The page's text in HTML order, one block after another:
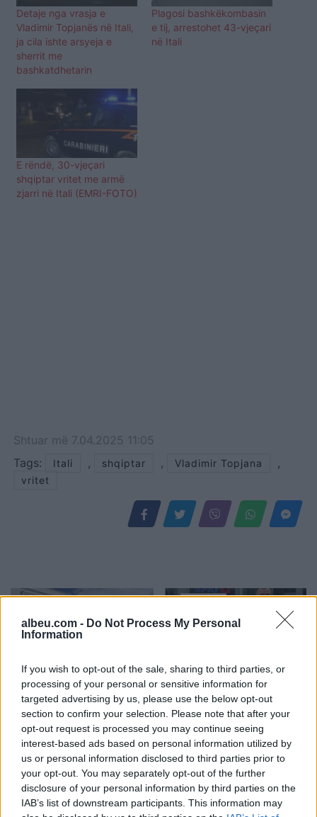
albeu.com - Do Not Process My Personal
Information
If you wish to opt-out of the sale, sharing to third parties, or
processing of your personal or sensitive information for
targeted advertising by us, please use the below opt-out
section to confirm your selection. Please note that after your
opt-out request is processed you may continue seeing
interest-based ads based on personal information utilized by
us or personal information disclosed to third parties prior to
your opt-out. You may separately opt-out of the further
disclosure of your personal information by third parties on the
IAB’s list of downstream participants. This information may
Detaje nga vrasja e
Vladimir Topjanës në Itali,
ja cila ishte arsyeja e
sherrit me
bashkatdhetarin
Plagosi bashkëkombasin
e tij, arrestohet 43-vjeçari
në Itali
E rëndë, 30-vjeçari
shqiptar vritet me armë
zjarri në Itali (EMRI-FOTO)
Shtuar më 7.04.2025 11:05
Tags:
Itali , shqiptar , Vladimir Topjana ,
vritet
Reforma territoriale/
Cërriku hap konsultimet
publike, Doka: Qëndrimi
do të bazohet te zëri i
qytetarëve, jo te
përplasjet politike
Ilir Beqaj doli nga burgu,
vajza e ish-ministrit të
Shëndetësisë heq dorë
nga shtetësia shqiptare